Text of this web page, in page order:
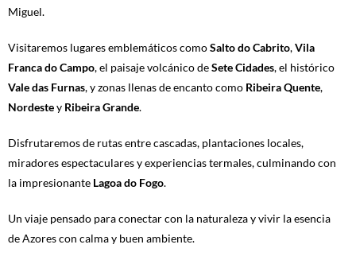
Miguel.
Visitaremos lugares emblemáticos comoSalto do Cabrito,Vila
Franca do Campo, el paisaje volcánico deSete Cidades, el histórico
Vale das Furnas, y zonas llenas de encanto como Ribeira Quente,
Nordestey Ribeira Grande.
Disfrutaremos de rutas entre cascadas, plantaciones locales,
miradores espectaculares y experiencias termales, culminando con
la impresionante Lagoa do Fogo.
Un viaje pensado para conectar con la naturaleza y vivir la esencia
de Azores con calma y buen ambiente.